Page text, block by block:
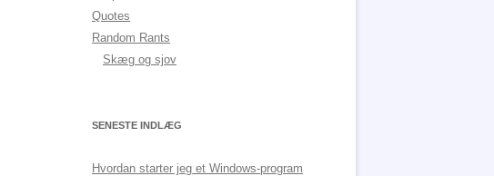
Quotes
Random Rants
Skæg og sjov
SENESTE INDLÆG
Hvordan starter jeg et Windows-program